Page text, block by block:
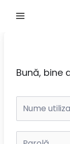
Bună, bine